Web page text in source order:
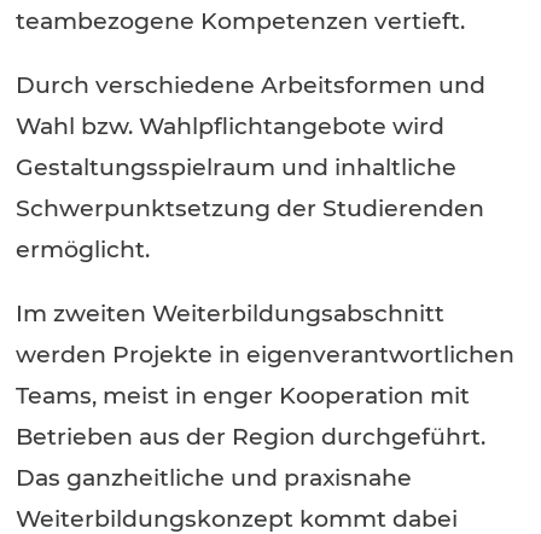
teambezogene Kompetenzen vertieft.
Durch verschiedene Arbeitsformen und
Wahl bzw. Wahlpflichtangebote wird
Gestaltungsspielraum und inhaltliche
Schwerpunktsetzung der Studierenden
ermöglicht.
Im zweiten Weiterbildungsabschnitt
werden Projekte in eigenverantwortlichen
Teams, meist in enger Kooperation mit
Betrieben aus der Region durchgeführt.
Das ganzheitliche und praxisnahe
Weiterbildungskonzept kommt dabei